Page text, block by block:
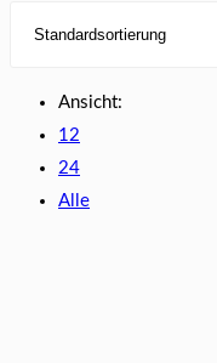
Ansicht:
12
24
Alle